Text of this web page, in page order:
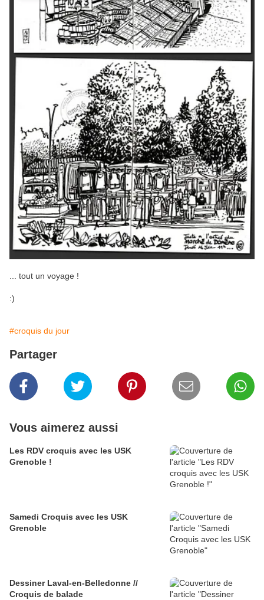
... tout un voyage !
:)
#croquis du jour
Partager
Vous aimerez aussi
Les RDV croquis avec les USK
Grenoble !
Samedi Croquis avec les USK
Grenoble
Dessiner Laval-en-Belledonne //
Croquis de balade